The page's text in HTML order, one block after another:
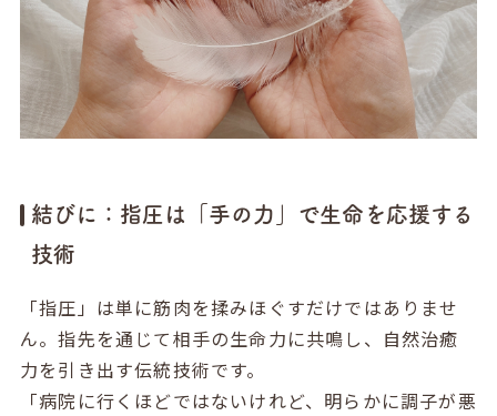
結びに：指圧は「手の力」で生命を応援する
技術
「指圧」は単に筋肉を揉みほぐすだけではありませ
ん。指先を通じて相手の生命力に共鳴し、自然治癒
力を引き出す伝統技術です。
「病院に行くほどではないけれど、明らかに調子が悪